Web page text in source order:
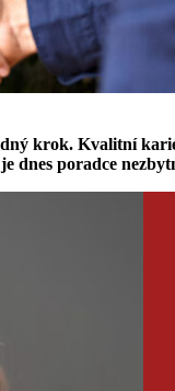
krok. Kvalitní
poradce